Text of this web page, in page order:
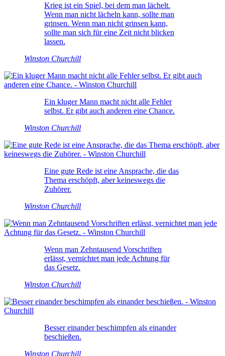
Krieg ist ein Spiel, bei dem man lächelt.
Wenn man nicht lächeln kann, sollte man
grinsen. Wenn man nicht grinsen kann,
sollte man sich für eine Zeit nicht blicken
lassen.
Winston Churchill
Ein kluger Mann macht nicht alle Fehler
selbst. Er gibt auch anderen eine Chance.
Winston Churchill
Eine gute Rede ist eine Ansprache, die das
Thema erschöpft, aber keineswegs die
Zuhörer.
Winston Churchill
Wenn man Zehntausend Vorschriften
erlässt, vernichtet man jede Achtung für
das Gesetz.
Winston Churchill
Besser einander beschimpfen als einander
beschießen.
Winston Churchill